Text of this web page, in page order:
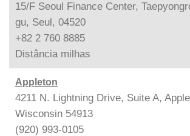
15/F Seoul Finance Center,
gu, Seul, 04520
+82 2 760 8885
Distância milhas
Appleton
4211 N. Lightning Drive, Suite A,
Wisconsin 54913
(920) 993-0105